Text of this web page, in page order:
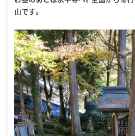
山です。